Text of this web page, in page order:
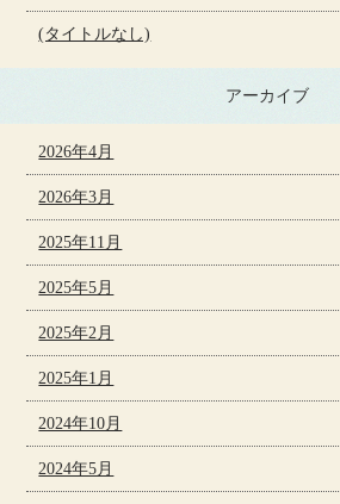
(タイトルなし)
アーカイブ
2026年4月
2026年3月
2025年11月
2025年5月
2025年2月
2025年1月
2024年10月
2024年5月